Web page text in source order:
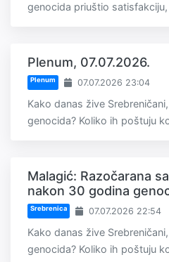
genocida priuštio
Plenum, 07.07.2026.
Plenum 07.07.2026 23:04
Kako danas žive
genocida? Koliko ih poštuju
Malagić: Razočarana
nakon 30 godina
Srebrenica 07.07.2026 22:54
Kako danas žive
genocida? Koliko ih poštuju